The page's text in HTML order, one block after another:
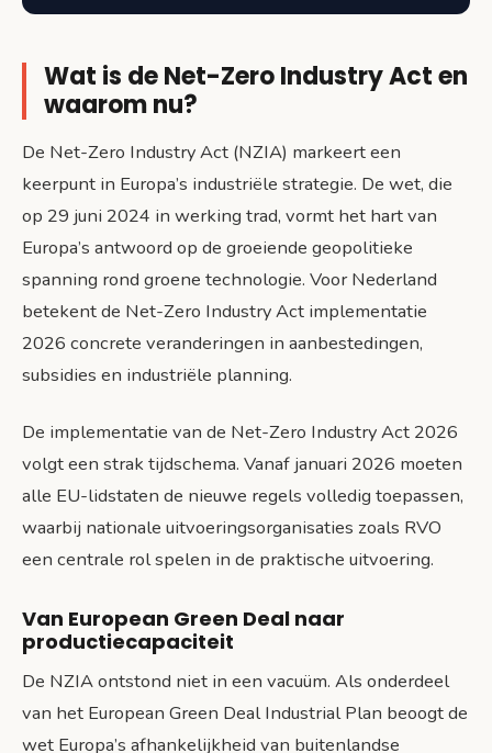
Wat is de Net-Zero Industry Act en
waarom nu?
De Net-Zero Industry Act (NZIA) markeert een
keerpunt in Europa’s industriële strategie. De wet, die
op 29 juni 2024 in werking trad, vormt het hart van
Europa’s antwoord op de groeiende geopolitieke
spanning rond groene technologie. Voor Nederland
betekent de Net-Zero Industry Act implementatie
2026 concrete veranderingen in aanbestedingen,
subsidies en industriële planning.
De implementatie van de Net-Zero Industry Act 2026
volgt een strak tijdschema. Vanaf januari 2026 moeten
alle EU-lidstaten de nieuwe regels volledig toepassen,
waarbij nationale uitvoeringsorganisaties zoals RVO
een centrale rol spelen in de praktische uitvoering.
Van European Green Deal naar
productiecapaciteit
De NZIA ontstond niet in een vacuüm. Als onderdeel
van het European Green Deal Industrial Plan beoogt de
wet Europa’s afhankelijkheid van buitenlandse